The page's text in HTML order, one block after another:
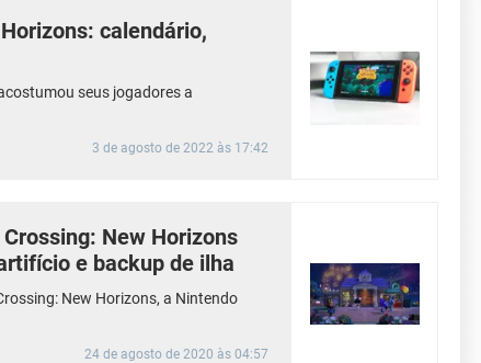
calendário,
seus jogadores a
3 de agosto de 2022 às 17:42
New Horizons
e backup de ilha
New Horizons, a Nintendo
24 de agosto de 2020 às 04:57